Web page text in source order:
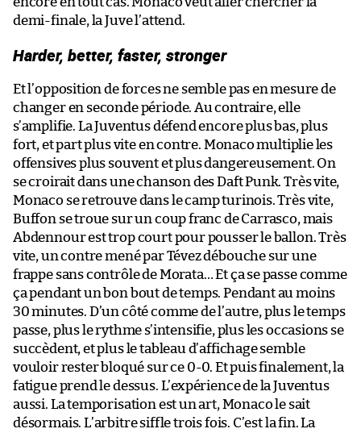
demi-finale, la Juve l’attend.
Harder, better, faster, stronger
Et l’opposition de forces ne semble pas en mesure de
changer en seconde période. Au contraire, elle
s’amplifie. La Juventus défend encore plus bas, plus
fort, et part plus vite en contre. Monaco multiplie les
offensives plus souvent et plus dangereusement. On
se croirait dans une chanson des Daft Punk. Très vite,
Monaco se retrouve dans le camp turinois. Très vite,
Buffon se troue sur un coup franc de Carrasco, mais
Abdennour est trop court pour pousser le ballon. Très
vite, un contre mené par Tévez débouche sur une
frappe sans contrôle de Morata… Et ça se passe comme
ça pendant un bon bout de temps. Pendant au moins
30 minutes. D’un côté comme de l’autre, plus le temps
passe, plus le rythme s’intensifie, plus les occasions se
succèdent, et plus le tableau d’affichage semble
vouloir rester bloqué sur ce 0-0. Et puis finalement, la
fatigue prend le dessus. L’expérience de la Juventus
aussi. La temporisation est un art, Monaco le sait
désormais. L’arbitre siffle trois fois. C’est la fin. La